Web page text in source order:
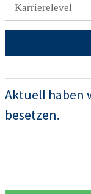
Karrierelevel
Aktuell haben
besetzen.